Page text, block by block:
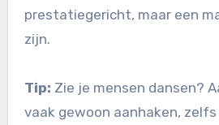
prestatiegericht, maar een
zijn.
Tip: Zie je mensen dansen?
vaak gewoon aanhaken,